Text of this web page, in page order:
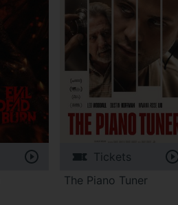
Tickets
The Piano Tuner